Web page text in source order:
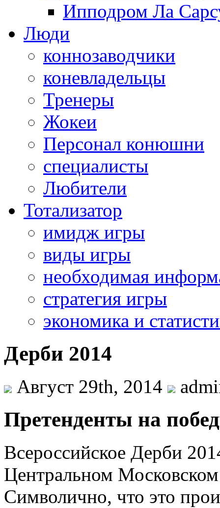
Ипподром Ла
Люди
коннозаводчики
коневладельцы
Тренеры
Жокеи
Персонал конюшни
специалисты
Любители
Тотализатор
имидж игры
виды игры
необходимая
стратегия игры
экономика и
Дерби 2014
Август 29th, 2014
Претенденты на
Всероссийское Дерби
Центральном
Символично, что это